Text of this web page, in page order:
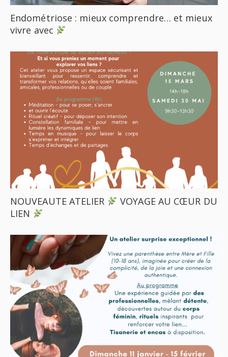
Endométriose : mieux comprendre… et mieux
vivre avec
NOUVEAUTE ATELIER
VOYAGE AU CŒUR DU
LIEN